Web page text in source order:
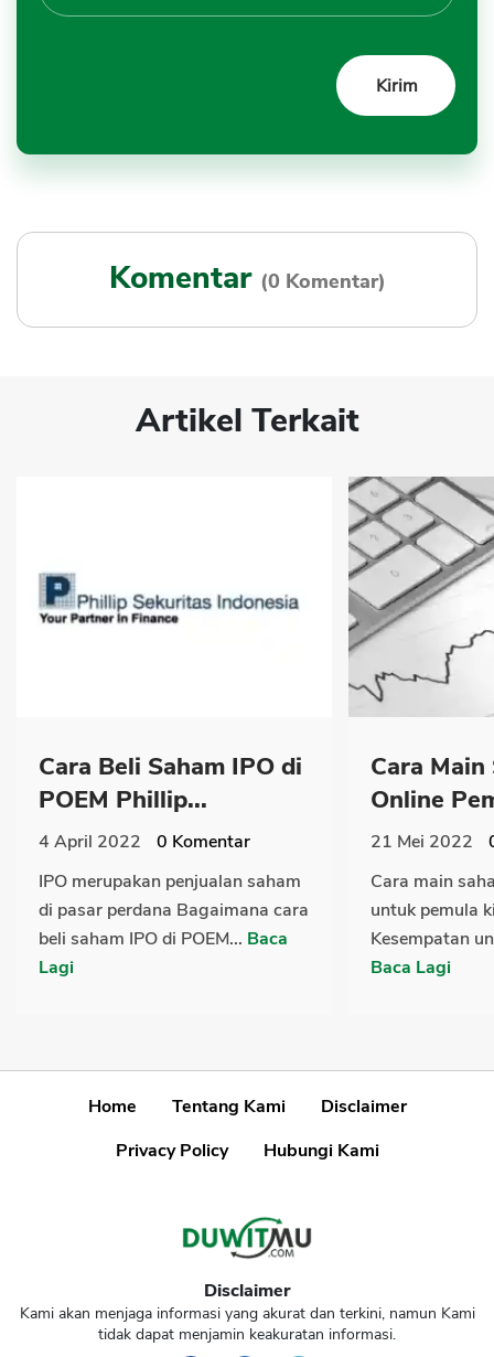
Komentar (0 Komentar)
Artikel Terkait
Cara Beli Saham IPO di
POEM Phillip...
4 April 2022 0 Komentar
IPO merupakan penjualan saham
di pasar perdana Bagaimana cara
beli saham IPO di POEM... Baca
Lagi
Cara Main
Online
21 Mei 2022
Cara main
untuk pemula
Kesempatan
Baca Lagi
Home Tentang Kami
Disclaimer
Privacy Policy
Hubungi Kami
Disclaimer
Kami akan menjaga informasi yang akurat dan terkini, namun Kami
tidak dapat menjamin keakuratan informasi.